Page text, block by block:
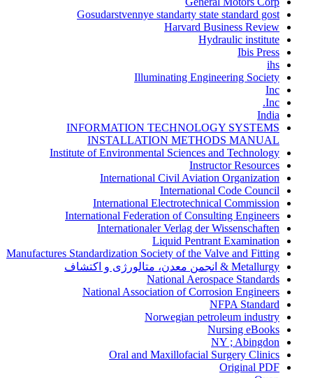
Gosudarstvennye standarty state standard gost
Harvard Business Review
Hydraulic institute
Ibis Press
ihs
Illuminating Engineering Society
Inc
Inc.
India
INFORMATION TECHNOLOGY SYSTEMS
INSTALLATION METHODS MANUAL
Institute of Environmental Sciences and Technology
Instructor Resources
International Civil Aviation Organization
International Code Council
International Electrotechnical Commission
International Federation of Consulting Engineers
Internationaler Verlag der Wissenschaften
Liquid Pentrant Examination
Manufactures Standardization Society of the Valve and Fitting
Metallurgy & انجمن معدن، متالورژی و اکتشاف
National Aerospace Standards
National Association of Corrosion Engineers
NFPA Standard
Norwegian petroleum industry
Nursing eBooks
NY ; Abingdon
Oral and Maxillofacial Surgery Clinics
Original PDF